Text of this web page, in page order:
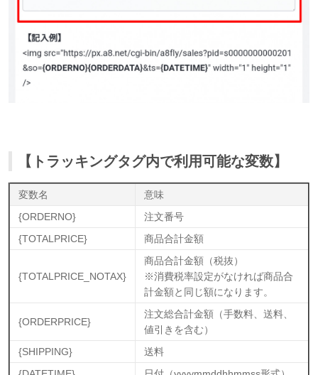
【トラッキングタグ内で利用可能な変数】
変数名
意味
{ORDERNO}
注文番号
{TOTALPRICE}
商品合計金額
{TOTALPRICE_NOTAX}
商品合計金額（税抜）
※消費税率設定がなければ商品合
計金額と同じ額になります。
{ORDERPRICE}
注文総合計金額（手数料、送料、
値引きを含む）
{SHIPPING}
送料